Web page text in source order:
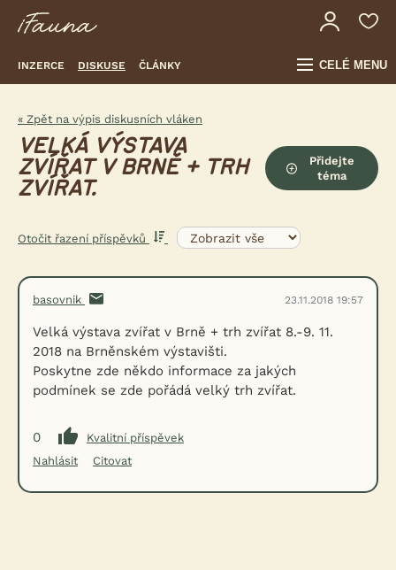
INZERCE DISKUSE ČLÁNKY CELÉ MENU
« Zpět na výpis diskusních vláken
VELKÁ VÝSTAVA
ZVÍŘAT V BRNĚ + TRH
ZVÍŘAT.
Přidejte
téma
Otočit řazení příspěvků
basovnik 23.11.2018 19:57
Velká výstava zvířat v Brně + trh zvířat 8.-9. 11.
2018 na Brněnském výstavišti.
Poskytne zde někdo informace za jakých
podmínek se zde pořádá velký trh zvířat.
0
Kvalitní příspěvek
Nahlásit
Citovat